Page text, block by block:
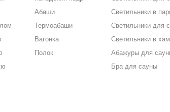
Абаши
Термоабаши
Вагонка
Полок
Светильники в
Светильники для
Светильники в
Абажуры для
Бра для сауны